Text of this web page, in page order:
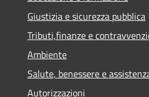
Giustizia e sicurezza pubblica
Tributi,finanze e
Ambiente
Salute, benessere e
Autorizzazioni